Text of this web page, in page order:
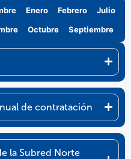
Enero Febrero
Julio
Octubre Septiembre
de contratación
la Subred Norte